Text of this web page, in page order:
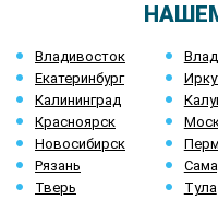
Владивосток
Екатеринбург
Калининград
Красноярск
Новосибирск
Рязань
Тверь
Тула